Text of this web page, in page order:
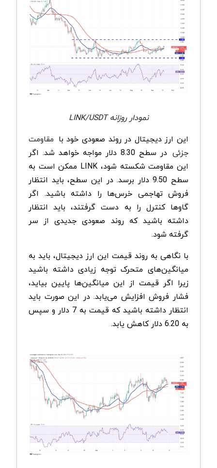
نمودار روزانه LINK/USDT
این ارز دیجیتال در روند صعودی خود با مقاومت
جزئی
در سطح 8.30 دلار مواجه خواهد شد. اگر
این مقاومت شکسته شود، LINK ممکن است به
سطح 9.50 دلار برسد. در این سطح، باید انتظار
فروش تهاجمی خرس‌ها را داشته باشید. اگر
گاوها کنترل را به دست گرفتند، باید انتظار
داشته باشید که روند صعودی جدیدی از سر
گرفته شود.
با نگاهی به روند قیمت این ارز دیجیتال، باید به
میانگین‌های متحرک توجه زیادی داشته باشید
زیرا اگر قیمت از این میانگین‌ها پایین بیاید،
فشار فروش افزایش می‌یابد. در این صورت باید
انتظار داشته باشید که قیمت به 7 دلار و سپس
به 6.20 دلار کاهش یابد.